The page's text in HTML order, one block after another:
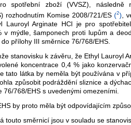
spotřební zboží (VVSZ), následně
rozhodnutím Komise 2008/721/ES (2) ,
Lauroyl Arginate HCl je pro
v mýdle, šamponech proti lupům a
přílohy III směrnice 76/768/EHS.
stanovisku k závěru, že Ethyl Lauroyl
koncentrace 0,4 % jako
tato látka by neměla být používána v
způsobit podráždění sliznice a
76/768/EHS s uvedenými omezeními.
by proto měla být odpovídajícím
touto směrnicí jsou v souladu se
náhrady
škody